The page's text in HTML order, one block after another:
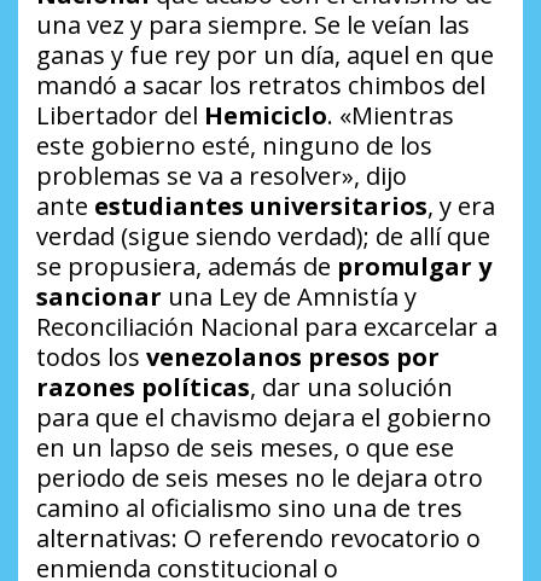
una vez y para siempre. Se le veían las
ganas y fue rey por un día, aquel en que
mandó a sacar los retratos chimbos del
Libertador del Hemiciclo. «Mientras
este gobierno esté, ninguno de los
problemas se va a resolver», dijo
ante estudiantes universitarios, y era
verdad (sigue siendo verdad); de allí que
se propusiera, además de promulgar y
sancionar una Ley de Amnistía y
Reconciliación Nacional para excarcelar a
todos los venezolanos presos por
razones políticas, dar una solución
para que el chavismo dejara el gobierno
en un lapso de seis meses, o que ese
periodo de seis meses no le dejara otro
camino al oficialismo sino una de tres
alternativas: O referendo revocatorio o
enmienda constitucional o